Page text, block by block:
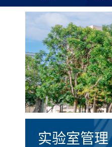
实验室管理